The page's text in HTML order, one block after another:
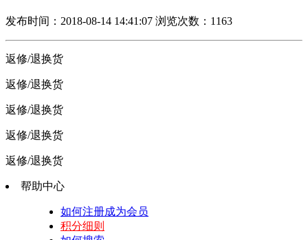
发布时间：2018-08-14 14:41:07 浏览次数：1163
返修/退换货
返修/退换货
返修/退换货
返修/退换货
返修/退换货
帮助中心
如何注册成为会员
积分细则